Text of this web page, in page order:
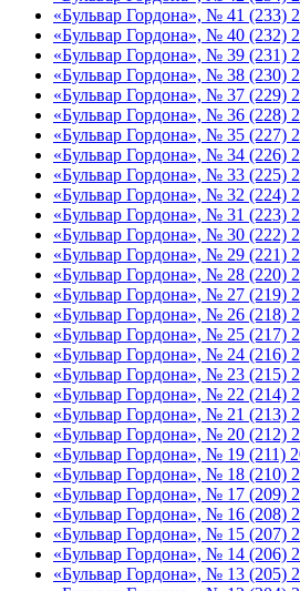
«Бульвар Гордона», № 41 (233)
«Бульвар Гордона», № 40 (232)
«Бульвар Гордона», № 39 (231)
«Бульвар Гордона», № 38 (230)
«Бульвар Гордона», № 37 (229)
«Бульвар Гордона», № 36 (228)
«Бульвар Гордона», № 35 (227)
«Бульвар Гордона», № 34 (226)
«Бульвар Гордона», № 33 (225)
«Бульвар Гордона», № 32 (224)
«Бульвар Гордона», № 31 (223)
«Бульвар Гордона», № 30 (222)
«Бульвар Гордона», № 29 (221)
«Бульвар Гордона», № 28 (220)
«Бульвар Гордона», № 27 (219)
«Бульвар Гордона», № 26 (218)
«Бульвар Гордона», № 25 (217)
«Бульвар Гордона», № 24 (216)
«Бульвар Гордона», № 23 (215)
«Бульвар Гордона», № 22 (214)
«Бульвар Гордона», № 21 (213)
«Бульвар Гордона», № 20 (212)
«Бульвар Гордона», № 19 (211)
«Бульвар Гордона», № 18 (210)
«Бульвар Гордона», № 17 (209)
«Бульвар Гордона», № 16 (208)
«Бульвар Гордона», № 15 (207)
«Бульвар Гордона», № 14 (206)
«Бульвар Гордона», № 13 (205)